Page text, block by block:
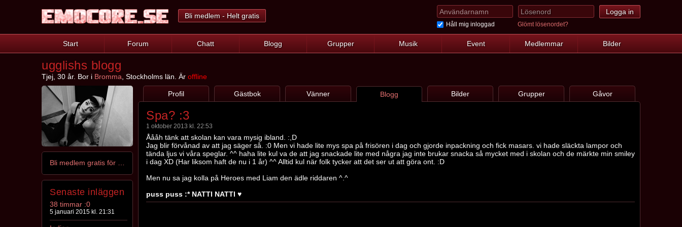
Bli medlem - Helt gratis
Håll mig inloggad Glömt lösenordet?
Start Forum Chatt Blogg Grupper Musik Event Medlemmar Bilder
ugglishs blogg
Tjej, 30 år. Bor i Bromma , Stockholms län. Är offline
Senaste inläggen
38 timmar :0
5 januari 2015 kl. 21:31
Profil Gästbok Vänner Blogg Bilder Grupper Gåvor
Spa? :3
1 oktober 2013 kl. 22:53
Åååh tänk att skolan kan vara mysig ibland. :,D
Jag blir förvånad av att jag säger så. :0 Men vi hade lite mys spa på frisören i dag och gjorde inpackning och fick masars. vi hade släckta lampor och
tända ljus vi våra speglar. ^^ haha lite kul va de att jag snackade lite med några jag inte brukar snacka så mycket med i skolan och de märkte min smiley
i dag XD (Har liksom haft de nu i 1 år) ^^ Alltid kul när folk tycker att det ser ut att göra ont. :D
Men nu sa jag kolla på Heroes med Liam den ädle riddaren ^.^
puss puss :* NATTI NATTI ♥